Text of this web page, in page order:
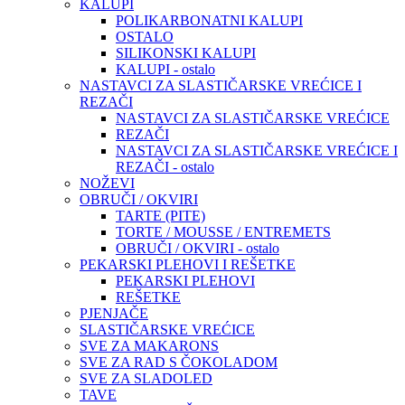
KALUPI
POLIKARBONATNI KALUPI
OSTALO
SILIKONSKI KALUPI
KALUPI - ostalo
NASTAVCI ZA SLASTIČARSKE VREĆICE I
REZAČI
NASTAVCI ZA SLASTIČARSKE VREĆICE
REZAČI
NASTAVCI ZA SLASTIČARSKE VREĆICE I
REZAČI - ostalo
NOŽEVI
OBRUČI / OKVIRI
TARTE (PITE)
TORTE / MOUSSE / ENTREMETS
OBRUČI / OKVIRI - ostalo
PEKARSKI PLEHOVI I REŠETKE
PEKARSKI PLEHOVI
REŠETKE
PJENJAČE
SLASTIČARSKE VREĆICE
SVE ZA MAKARONS
SVE ZA RAD S ČOKOLADOM
SVE ZA SLADOLED
TAVE